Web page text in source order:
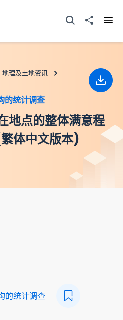
打开搜寻器分享至
地理及土地资讯
的统计调查
地点的整体满意程
体中文版本)
下载
的统计调查